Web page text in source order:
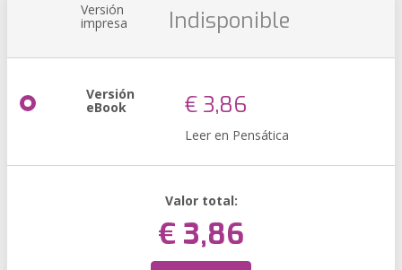
Versión
impresa Indisponible
Versión
eBook € 3,86
Leer en Pensática
Valor total:
€ 3,86